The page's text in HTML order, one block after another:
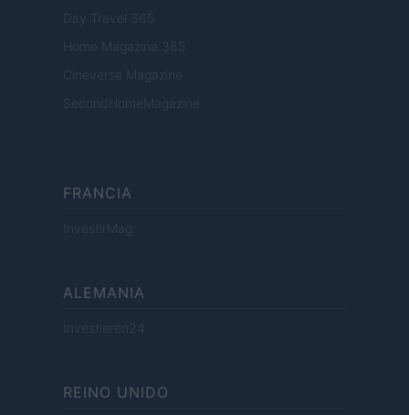
Day Travel 365
Home Magazine 365
Cineverse Magazine
SecondHomeMagazine
FRANCIA
InvestirMag
ALEMANIA
Investieren24
REINO UNIDO